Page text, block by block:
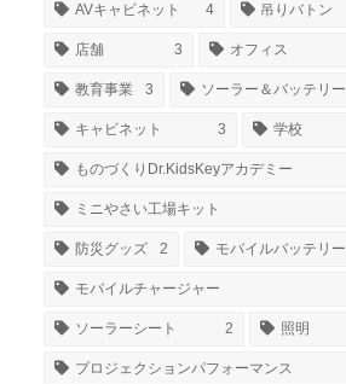
AVキャビネット 4 吊りバトン
店舗 3 オフィス
教育事業 3 ソーラー＆バッテリー
キャビネット 3 学校
ものづくりDr.KidsKeyアカデミー
ミニやさい工場キット
防災グッズ 2 モバイルバッテリー
モバイルチャージャー
ソーラーシート 2 照明
プロジェクションパフォーマンス